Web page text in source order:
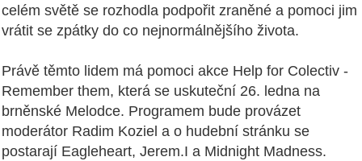
celém světě se rozhodla podpořit zraněné a pomoci jim
vrátit se zpátky do co nejnormálnějšího života.
Právě těmto lidem má pomoci akce Help for Colectiv -
Remember them, která se uskuteční 26. ledna na
brněnské Melodce. Programem bude provázet
moderátor Radim Koziel a o hudební stránku se
postarají Eagleheart, Jerem.I a Midnight Madness.